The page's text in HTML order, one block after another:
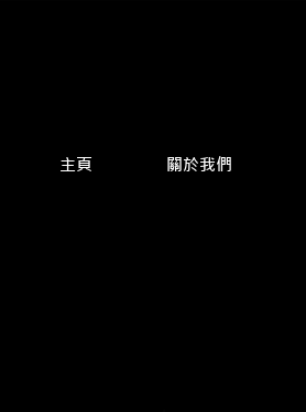
主頁 關於我們